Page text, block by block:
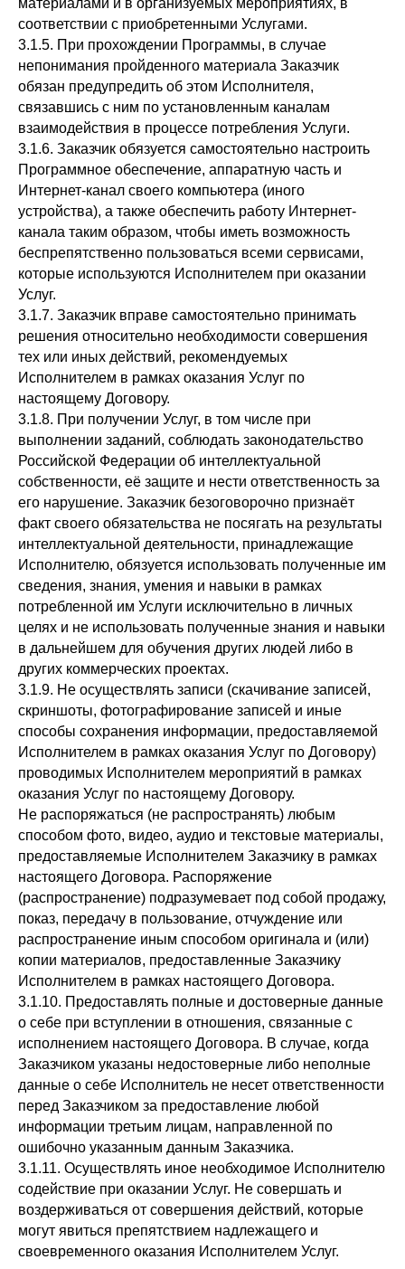
материалами и в организуемых мероприятиях, в
соответствии с приобретенными Услугами.
3.1.5. При прохождении Программы, в случае
непонимания пройденного материала Заказчик
обязан предупредить об этом Исполнителя,
связавшись с ним по установленным каналам
взаимодействия в процессе потребления Услуги.
3.1.6. Заказчик обязуется самостоятельно настроить
Программное обеспечение, аппаратную часть и
Интернет-канал своего компьютера (иного
устройства), а также обеспечить работу Интернет-
канала таким образом, чтобы иметь возможность
беспрепятственно пользоваться всеми сервисами,
которые используются Исполнителем при оказании
Услуг.
3.1.7. Заказчик вправе самостоятельно принимать
решения относительно необходимости совершения
тех или иных действий, рекомендуемых
Исполнителем в рамках оказания Услуг по
настоящему Договору.
3.1.8. При получении Услуг, в том числе при
выполнении заданий, соблюдать законодательство
Российской Федерации об интеллектуальной
собственности, её защите и нести ответственность за
его нарушение. Заказчик безоговорочно признаёт
факт своего обязательства не посягать на результаты
интеллектуальной деятельности, принадлежащие
Исполнителю, обязуется использовать полученные им
сведения, знания, умения и навыки в рамках
потребленной им Услуги исключительно в личных
целях и не использовать полученные знания и навыки
в дальнейшем для обучения других людей либо в
других коммерческих проектах.
3.1.9. Не осуществлять записи (скачивание записей,
скриншоты, фотографирование записей и иные
способы сохранения информации, предоставляемой
Исполнителем в рамках оказания Услуг по Договору)
проводимых Исполнителем мероприятий в рамках
оказания Услуг по настоящему Договору.
Не распоряжаться (не распространять) любым
способом фото, видео, аудио и текстовые материалы,
предоставляемые Исполнителем Заказчику в рамках
настоящего Договора. Распоряжение
(распространение) подразумевает под собой продажу,
показ, передачу в пользование, отчуждение или
распространение иным способом оригинала и (или)
копии материалов, предоставленные Заказчику
Исполнителем в рамках настоящего Договора.
3.1.10. Предоставлять полные и достоверные данные
о себе при вступлении в отношения, связанные с
исполнением настоящего Договора. В случае, когда
Заказчиком указаны недостоверные либо неполные
данные о себе Исполнитель не несет ответственности
перед Заказчиком за предоставление любой
информации третьим лицам, направленной по
ошибочно указанным данным Заказчика.
3.1.11. Осуществлять иное необходимое Исполнителю
содействие при оказании Услуг. Не совершать и
воздерживаться от совершения действий, которые
могут явиться препятствием надлежащего и
своевременного оказания Исполнителем Услуг.